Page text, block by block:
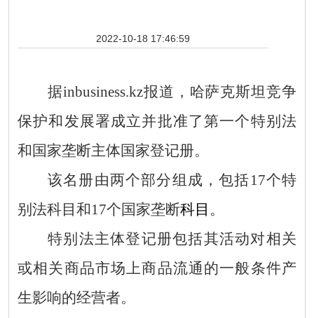
2022-10-18 17:46:59
据inbusiness.kz报道， 哈萨克斯坦竞争
保护和发展署成立并批准了第一个特别法
和国家垄断主体国家登记册。
该名册由两个部分组成，包括17个特
别法科目和17个国家垄断科目 。
特别法主体登记册包括其活动对相关
或相关商品市场上商品流通的一般条件产
生影响的经营者。